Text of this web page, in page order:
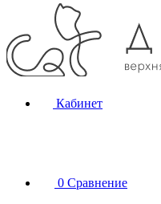
Кабинет
0 Сравнение